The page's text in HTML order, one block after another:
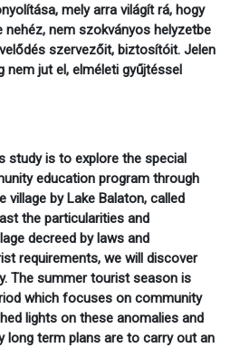
mely arra világít rá, hogy
nem szokványos helyzetbe
szervezőit, biztosítóit. Jelen
nem jut el, elméleti gyűjtéssel
study is to explore the special
education program through
village by Lake Balaton, called
the particularities and
decreed by laws and
requirements, we will discover
The summer tourist season is
which focuses on community
lights on these anomalies and
long term plans are to carry out an